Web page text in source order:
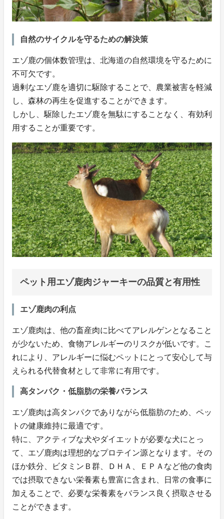
自然のサイクルを守るための解決策
エゾ鹿の個体数管理は、北海道の自然環境を守るために
不可欠です。
過剰なエゾ鹿を適切に駆除することで、農業被害を軽減
し、森林の再生を促進することができます。
しかし、駆除したエゾ鹿を無駄にすることなく、有効利
用することが重要です。
ペット用エゾ鹿肉ジャーキーの品質と有用性
エゾ鹿肉の利点
エゾ鹿肉は、他の畜産肉に比べてアレルゲンとなること
が少ないため、食物アレルギーのリスクが低いです。こ
れにより、アレルギーに悩むペットにとって安心して与
えられる代替食材として非常に有用です。
高タンパク・低脂肪の栄養バランス
エゾ鹿肉は高タンパクでありながら低脂肪のため、ペッ
トの健康維持に最適です。
特に、アクティブな犬やダイエットが必要な犬にとっ
て、エゾ鹿肉は理想的なプロテイン源となります。その
ほか鉄分、ビタミンＢ群、ＤＨＡ、ＥＰＡなど他の食肉
では摂取できない栄養素も豊富に含まれ、日常の食事に
加えることで、必要な栄養素をバランス良く摂取させる
ことができます。